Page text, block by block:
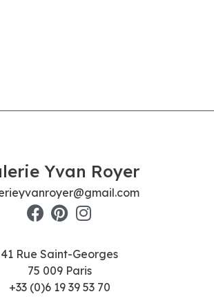
Yvan Royer
41 Rue Saint-Georges
75 009 Paris
+33 (0)6 19 39 53 70